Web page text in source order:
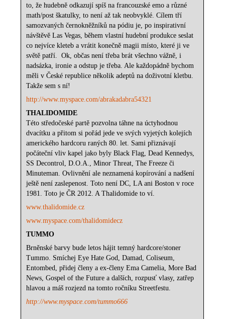
to, že hudebně odkazují spíš na francouzské emo a různé
math/post škatulky, to není až tak neobvyklé. Cílem tří
samozvaných černokněžníků na pódiu je, po inspirativní
návštěvě Las Vegas, během vlastní hudební produkce seslat
co nejvíce kleteb a vrátit konečně magii místo, které ji ve
světě patří.
Ok, občas není třeba brát všechno vážně, i
nadsázka, ironie a odstup je třeba. Ale každopádně bychom
měli v České republice několik adeptů na doživotní kletbu.
Takže sem s ní!
http://www.myspace.com/abrakadabra54321
THALIDOMIDE
Této středočeské partě pozvolna táhne na úctyhodnou
dvacítku a přitom si pořád jede ve svých vyjetých kolejích
amerického hardcoru raných 80. let. Sami přiznávají
počáteční vliv kapel jako byly Black Flag, Dead Kennedys,
SS Decontrol, D.O.A., Minor Threat, The Freeze či
Minuteman. Ovlivnění ale neznamená kopírování a nadšení
ještě není zaslepenost. Toto není DC, LA ani Boston v roce
1981. Toto je ČR 2012. A Thalidomide to ví.
www.thalidomide.cz
www.myspace.com/thalidomidecz
TUMMO
Brněnské barvy bude letos hájit temný hardcore/stoner
Tummo. Smíchej Eye Hate God, Damad, Coliseum,
Entombed, přidej členy a ex-členy Ema Camelia, More Bad
News, Gospel of the Future a dalších, rozpusť vlasy, zatřep
hlavou a máš rozjezd na tomto ročníku Streetfestu.
http://www.myspace.com/tummo666